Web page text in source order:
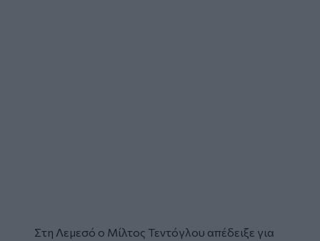
Στη Λεμεσό ο Μίλτος Τεντόγλου απέδειξε για